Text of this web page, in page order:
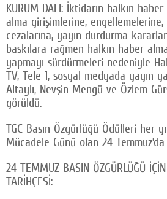
KURUM DALI: İktidarın halkın
alma girişimlerine,
cezalarına, yayın durdurma
baskılara rağmen halkın haber
yapmayı sürdürmeleri nedeniyle
TV, Tele 1, sosyal medyada yayın
Altaylı, Nevşin Mengü ve Özlem
görüldü.
TGC Basın Özgürlüğü Ödülleri her
Mücadele Günü olan 24
24 TEMMUZ BASIN ÖZGÜRLÜĞÜ
TARİHÇESİ: